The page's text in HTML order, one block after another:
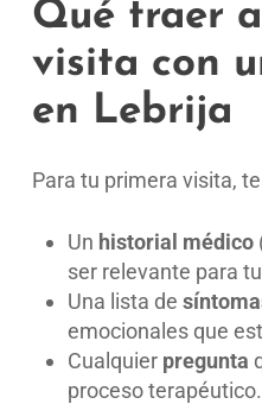
Qué traer
visita con
en Lebrija
Para tu primera visita,
Un historial médico
ser relevante para
Una lista de
emocionales que
Cualquier pregunta
proceso terapéutico.